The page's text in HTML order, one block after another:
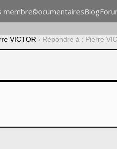
membresDocumentairesBlog
VICTOR › Répondre à : Pierre